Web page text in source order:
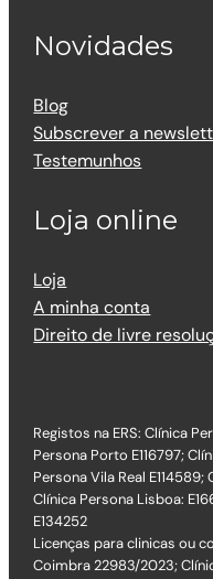
Novidades
Blog
Subscrever a
Testemunhos
Loja online
Loja
A minha conta
Direito de livre
Registos na ERS: Clínica
Persona Porto E116797;
Persona Vila Real
Clínica Persona Lisboa:
E134252
Licenças para clinicas ou
Coimbra 22983/2023;